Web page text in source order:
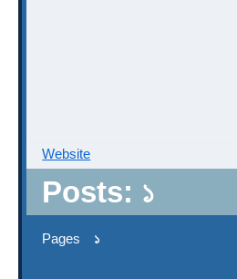
Website
Posts: ১
Pages ১